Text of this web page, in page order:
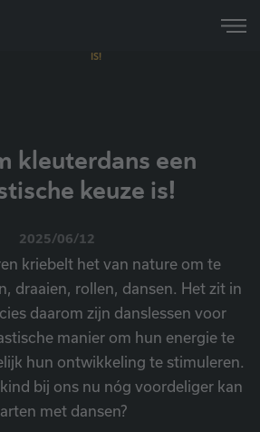
IS!
kleuterdans een
keuze is!
2025/06/12
kriebelt het van nature om te
draaien, rollen, dansen. Het zit in
daarom zijn danslessen voor
manier om hun energie te
hun ontwikkeling te stimuleren.
bij ons nu nóg voordeliger kan
met dansen?